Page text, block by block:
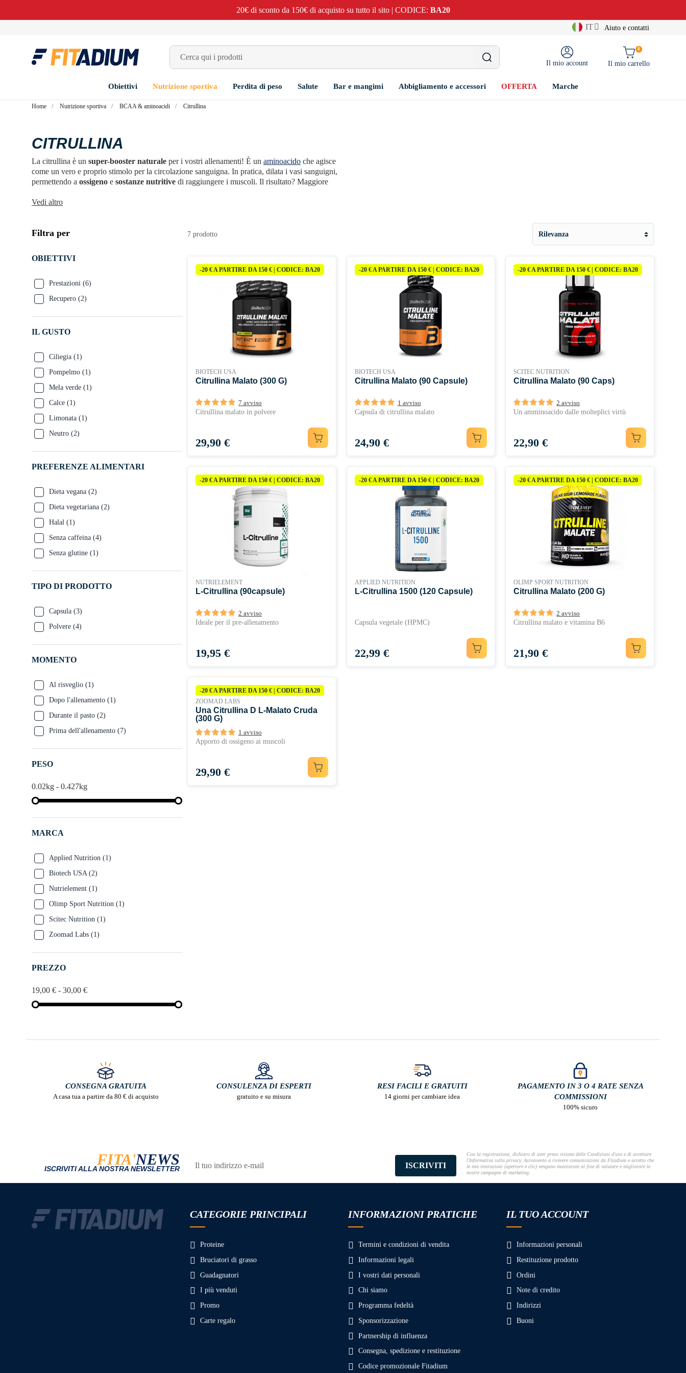
20€ di sconto da 150€ di acquisto su tutto il sito | CODICE: BA20
IT
Aiuto e contatti
Il mio account
0
Il mio carrello
Obiettivi Nutrizione sportiva Perdita di peso Salute Bar e mangimi Abbigliamento e accessori OFFERTA Marche
Home Nutrizione sportiva BCAA & aminoacidi Citrullina
CITRULLINA
La citrullina è un super-booster naturale per i vostri allenamenti! È un aminoacido che agisce
come un vero e proprio stimolo per la circolazione sanguigna. In pratica, dilata i vasi sanguigni,
permettendo a ossigeno e sostanze nutritive di raggiungere i muscoli. Il risultato? Maggiore
rapido. Allora, siete pronti a fare un salto di qualità? Aggiungetelo alla vostra routine e sentite la
differenza
Vedi altro
Filtra per
OBIETTIVI
Prestazioni (6)
Recupero (2)
IL GUSTO
Ciliegia (1)
Pompelmo (1)
Mela verde (1)
Calce (1)
Limonata (1)
Neutro (2)
PREFERENZE ALIMENTARI
Dieta vegana (2)
Dieta vegetariana (2)
Halal (1)
Senza caffeina (4)
Senza glutine (1)
TIPO DI PRODOTTO
Capsula (3)
Polvere (4)
MOMENTO
Al risveglio (1)
Dopo l'allenamento (1)
Durante il pasto (2)
Prima dell'allenamento (7)
PESO
0.02kg - 0.427kg
MARCA
Applied Nutrition (1)
Biotech USA (2)
Nutrielement (1)
Olimp Sport Nutrition (1)
Scitec Nutrition (1)
Zoomad Labs (1)
PREZZO
19,00 € - 30,00 €
7 prodotto
-20 € A PARTIRE DA 150 € | CODICE: BA20
BIOTECH USA
Citrullina Malato (300 G)
7 avviso
Citrullina malato in polvere
Prezzo
29,90 €
-20 € A PARTIRE DA 150 € | CODICE: BA20
BIOTECH USA
Citrullina Malato (90 Capsule)
1 avviso
Capsula di citrullina malato
Prezzo
24,90 €
-20 € A PARTIRE DA 150 € | CODICE: BA20
SCITEC NUTRITION
Citrullina Malato (90 Caps)
2 avviso
Un amminoacido dalle molteplici virtù
Prezzo
22,90 €
-20 € A PARTIRE DA 150 € | CODICE: BA20
NUTRIELEMENT
L-Citrullina (90capsule)
2 avviso
Ideale per il pre-allenamento
Prezzo
19,95 €
-20 € A PARTIRE DA 150 € | CODICE: BA20
APPLIED NUTRITION
L-Citrullina 1500 (120 Capsule)
Capsula vegetale (HPMC)
Prezzo
22,99 €
-20 € A PARTIRE DA 150 € | CODICE: BA20
OLIMP SPORT NUTRITION
Citrullina Malato (200 G)
2 avviso
Citrullina malato e vitamina B6
Prezzo
21,90 €
-20 € A PARTIRE DA 150 € | CODICE: BA20
ZOOMAD LABS
Una Citrullina D L-Malato Cruda
(300 G)
1 avviso
Apporto di ossigeno ai muscoli
Prezzo
29,90 €
CONSEGNA GRATUITA
A casa tua a partire da 80 € di acquisto
CONSULENZA DI ESPERTI
gratuito e su misura
RESI FACILI E GRATUITI
14 giorni per cambiare idea
PAGAMENTO IN 3 O 4 RATE SENZA
COMMISSIONI
100% sicuro
FITA'NEWS
ISCRIVITI ALLA NOSTRA NEWSLETTER ISCRIVITI
Con la registrazione, dichiaro di aver preso visione delle Condizioni d'uso e di accettare
l'Informativa sulla privacy. Acconsento a ricevere comunicazioni da Fitadium e accetto che
le mie interazioni (aperture e clic) vengano monitorate al fine di valutare e migliorare le
nostre campagne di marketing.
CATEGORIE PRINCIPALI
Proteine
Bruciatori di grasso
Guadagnatori
I più venduti
Promo
Carte regalo
INFORMAZIONI PRATICHE
Termini e condizioni di vendita
Informazioni legali
I vostri dati personali
Chi siamo
Programma fedeltà
Sponsorizzazione
Partnership di influenza
Consegna, spedizione e restituzione
Codice promozionale Fitadium
IL TUO ACCOUNT
Informazioni personali
Restituzione prodotto
Ordini
Note di credito
Indirizzi
Buoni